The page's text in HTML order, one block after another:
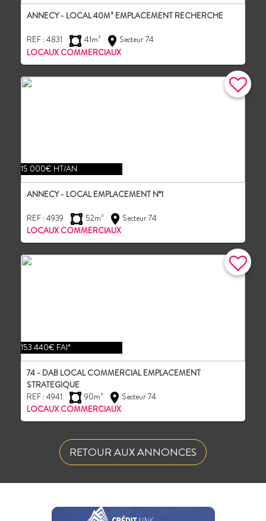
ANNECY - LOCAL 40M² EMPLACEMENT RECHERCHE
REF : 4831 41m²
Secteur 74
LOCAUX COMMERCIAUX
15 000€ HT/AN
ANNECY - LOCAL EMPLACEMENT N°1
REF : 4939 52m²
Secteur 74
LOCAUX COMMERCIAUX
153 440€ FAI*
74 - DAB LOCAL COMMERCIAL EMPLACEMENT
STRATEGIQUE
REF : 4941
90m²
Secteur 74
LOCAUX COMMERCIAUX
RETOUR AUX ANNONCES